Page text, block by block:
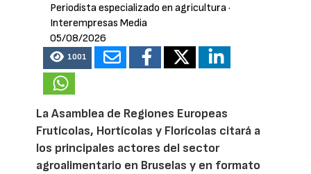
Periodista especializado en agricultura·
Interempresas Media
05/08/2026
1001
La Asamblea de Regiones Europeas
Frutícolas, Hortícolas y Florícolas citará a
los principales actores del sector
agroalimentario en Bruselas y en formato